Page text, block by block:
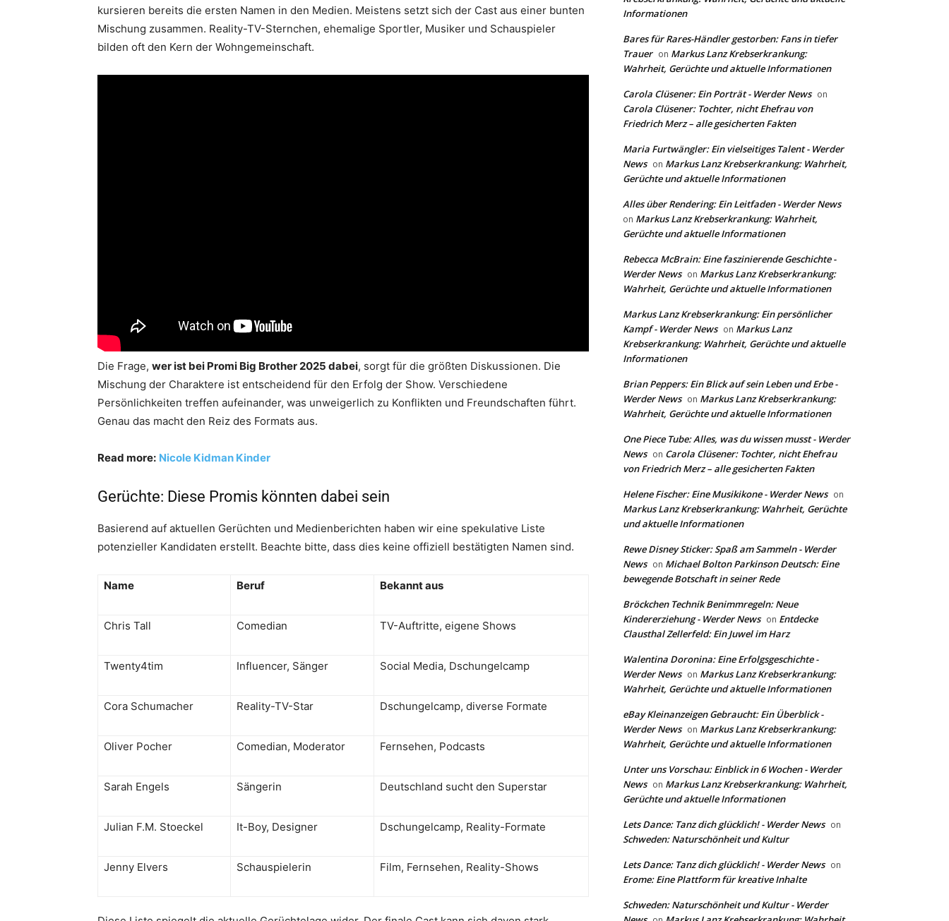
kursieren bereits die ersten Namen in den Medien. Meistens setzt sich der Cast aus einer bunten
Mischung zusammen. Reality-TV-Sternchen, ehemalige Sportler, Musiker und Schauspieler
bilden oft den Kern der Wohngemeinschaft.
Die Frage, wer ist bei Promi Big Brother 2025 dabei, sorgt für die größten Diskussionen. Die
Mischung der Charaktere ist entscheidend für den Erfolg der Show. Verschiedene
Persönlichkeiten treffen aufeinander, was unweigerlich zu Konflikten und Freundschaften führt.
Genau das macht den Reiz des Formats aus.
Read more: Nicole Kidman Kinder
Gerüchte: Diese Promis könnten dabei sein
Basierend auf aktuellen Gerüchten und Medienberichten haben wir eine spekulative Liste
potenzieller Kandidaten erstellt. Beachte bitte, dass dies keine offiziell bestätigten Namen sind.
Name Beruf Bekannt aus
Chris Tall Comedian TV-Auftritte, eigene Shows
Twenty4tim Influencer, Sänger Social Media, Dschungelcamp
Cora Schumacher Reality-TV-Star Dschungelcamp, diverse Formate
Oliver Pocher Comedian, Moderator Fernsehen, Podcasts
Sarah Engels Sängerin Deutschland sucht den Superstar
Julian F.M. Stoeckel It-Boy, Designer Dschungelcamp, Reality-Formate
Jenny Elvers Schauspielerin Film, Fernsehen, Reality-Shows
Informationen
Bares für Rares-Händler gestorben: Fans in tiefer
Trauer on Markus Lanz Krebserkrankung:
Wahrheit, Gerüchte und aktuelle Informationen
Carola Clüsener: Ein Porträt - Werder News on
Carola Clüsener: Tochter, nicht Ehefrau von
Friedrich Merz – alle gesicherten Fakten
Maria Furtwängler: Ein vielseitiges Talent - Werder
News on Markus Lanz Krebserkrankung: Wahrheit,
Gerüchte und aktuelle Informationen
Alles über Rendering: Ein Leitfaden - Werder News
on Markus Lanz Krebserkrankung: Wahrheit,
Gerüchte und aktuelle Informationen
Rebecca McBrain: Eine faszinierende Geschichte -
Werder News on Markus Lanz Krebserkrankung:
Wahrheit, Gerüchte und aktuelle Informationen
Markus Lanz Krebserkrankung: Ein persönlicher
Kampf - Werder News on Markus Lanz
Krebserkrankung: Wahrheit, Gerüchte und aktuelle
Informationen
Brian Peppers: Ein Blick auf sein Leben und Erbe -
Werder News on Markus Lanz Krebserkrankung:
Wahrheit, Gerüchte und aktuelle Informationen
One Piece Tube: Alles, was du wissen musst - Werder
News on Carola Clüsener: Tochter, nicht Ehefrau
von Friedrich Merz – alle gesicherten Fakten
Helene Fischer: Eine Musikikone - Werder News on
Markus Lanz Krebserkrankung: Wahrheit, Gerüchte
und aktuelle Informationen
Rewe Disney Sticker: Spaß am Sammeln - Werder
News on Michael Bolton Parkinson Deutsch: Eine
bewegende Botschaft in seiner Rede
Bröckchen Technik Benimmregeln: Neue
Kindererziehung - Werder News on Entdecke
Clausthal Zellerfeld: Ein Juwel im Harz
Walentina Doronina: Eine Erfolgsgeschichte -
Werder News on Markus Lanz Krebserkrankung:
Wahrheit, Gerüchte und aktuelle Informationen
eBay Kleinanzeigen Gebraucht: Ein Überblick -
Werder News on Markus Lanz Krebserkrankung:
Wahrheit, Gerüchte und aktuelle Informationen
Unter uns Vorschau: Einblick in 6 Wochen - Werder
News on Markus Lanz Krebserkrankung: Wahrheit,
Gerüchte und aktuelle Informationen
Lets Dance: Tanz dich glücklich! - Werder News on
Schweden: Naturschönheit und Kultur
Lets Dance: Tanz dich glücklich! - Werder News on
Erome: Eine Plattform für kreative Inhalte
Schweden: Naturschönheit und Kultur - Werder